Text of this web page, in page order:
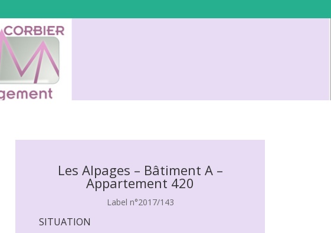
Les Alpages – Bâtiment A –
Appartement 420
Label n°2017/143
SITUATION